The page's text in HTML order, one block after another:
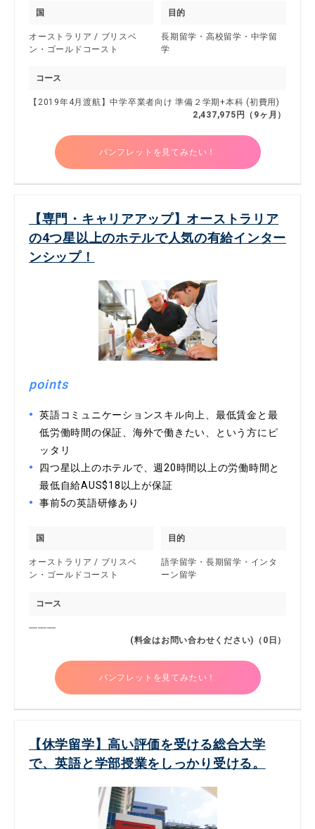
国
オーストラリア / ブリスベ
ン・ゴールドコースト
目的
長期留学・高校留学・中学留
学
コース
【2019年4月渡航】中学卒業者向け 準備２学期+本科 (初費用)
2,437,975円（9ヶ月）
パンフレットを見てみたい！
【専門・キャリアアップ】オーストラリア
の4つ星以上のホテルで人気の有給インター
ンシップ！
points
英語コミュニケーションスキル向上、最低賃金と最
低労働時間の保証、海外で働きたい、という方にピ
ッタリ
四つ星以上のホテルで、週20時間以上の労働時間と
最低自給AUS$18以上が保証
事前5の英語研修あり
国
オーストラリア / ブリスベ
ン・ゴールドコースト
目的
語学留学・長期留学・インタ
ーン留学
コース
―――
(料金はお問い合わせください)（0日）
パンフレットを見てみたい！
【休学留学】高い評価を受ける総合大学
で、英語と学部授業をしっかり受ける。